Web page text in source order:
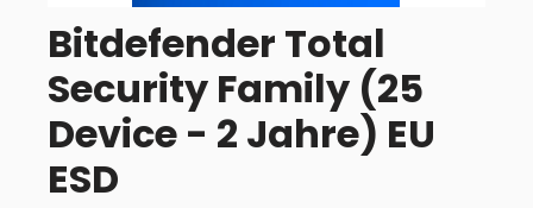
Bitdefender Total
Security Family (25
Device - 2 Jahre) EU
ESD